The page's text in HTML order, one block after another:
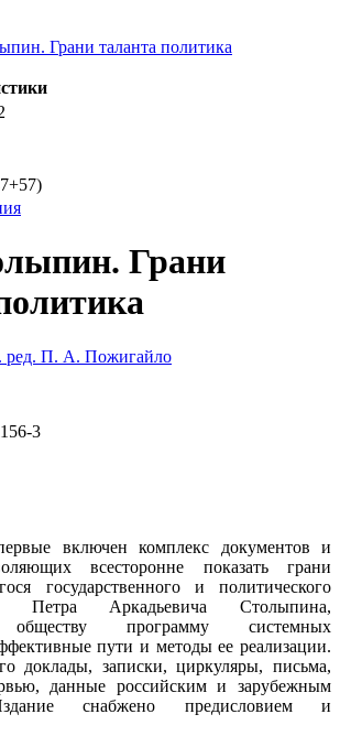
Грани
ред. П. А. Пожигайло
3
включен комплекс документов и
всесторонне показать грани
государственного и политического
Петра Аркадьевича Столыпина,
обществу программу системных
пути и методы ее реализации.
доклады, записки, циркуляры, письма,
данные российским и зарубежным
снабжено предисловием и